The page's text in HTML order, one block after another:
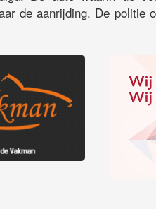
de aanrijding. De politie